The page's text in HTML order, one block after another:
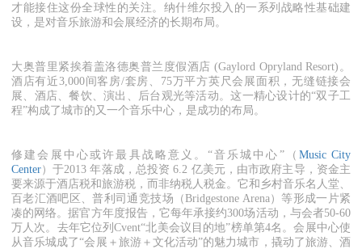
才能接住这份全球性的关注。纳什维尔投入的一系列战略性基础建
设，是对音乐旅游和会展经济的长期布局。
大奥普里紧挨着盖洛德奥普兰度假酒店 (Gaylord Opryland Resort)。
酒店有近3,000间客房/套房、75万平方英尺会展面积，无缝链接会
展、酒店、餐饮、演出、后台观光等活动。这一精心设计的“双子工
程”构成了城市的又一个音乐中心，是成功的布局。
修建会展中心或许最具战略意义。“音乐城中心”（ Music City
Center）于2013 年落成，总投资 6.2 亿美元，由市政府主导，资金主
要来源于酒店税和旅游税，而非纳税人税金。它和乡村音乐名人堂、
百老汇酒吧区、普利司通竞技场（Bridgestone Arena）等形成一片紧
凑的网络。据官方年度报告，它每年承接约300场活动，与会者50-60
万人次。去年它位列Cvent“北美会议目的地”榜单第4名。会展中心使
从音乐城成了“会展＋旅游＋文化活动”的魅力城市，撬动了旅游、酒